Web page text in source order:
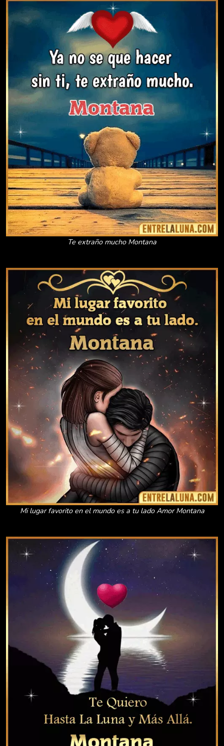
Te extraño mucho Montana
Mi lugar favorito en el mundo es a tu lado Amor Montana